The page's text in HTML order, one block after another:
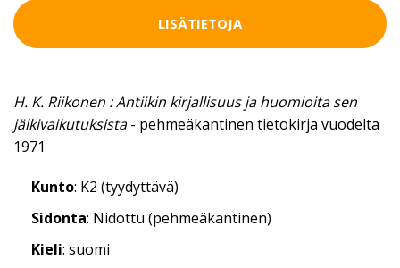
LISÄTIETOJA
H. K. Riikonen : Antiikin kirjallisuus ja huomioita sen
jälkivaikutuksista- pehmeäkantinen tietokirja vuodelta
1971
Kunto: K2 (tyydyttävä)
Sidonta: Nidottu (pehmeäkantinen)
Kieli: suomi